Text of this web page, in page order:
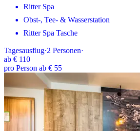
Ritter Spa
Obst-, Tee- & Wasserstation
Ritter Spa Tasche
Tagesausflug·2 Personen·
ab € 110
pro Person ab € 55